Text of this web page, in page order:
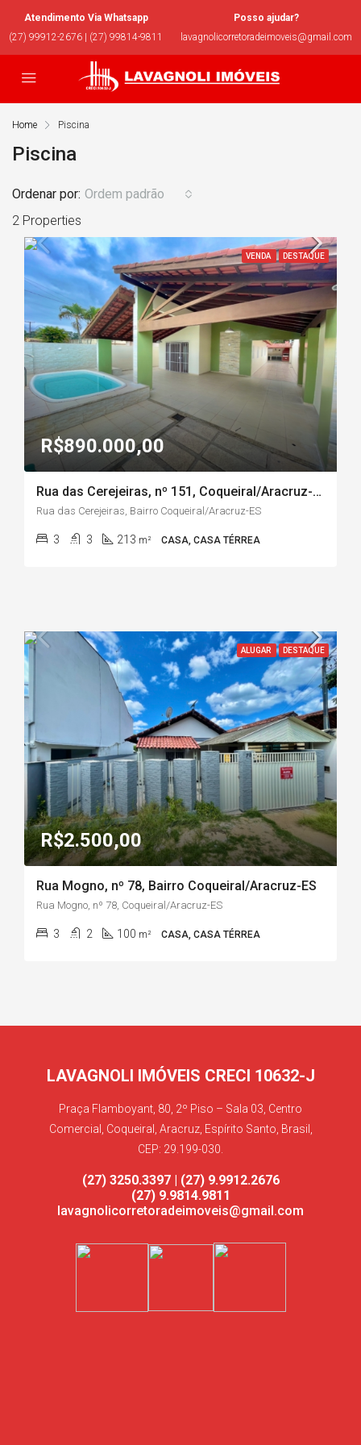
Atendimento Via Whatsapp
(27) 99912-2676 | (27) 99814-9811
Posso ajudar?
lavagnolicorretoradeimoveis@gmail.com
Home Piscina
Piscina
2 Properties
Ordenar por: Ordem padrão
VENDA DESTAQUE
R$890.000,00
Rua das Cerejeiras, nº 151, Coqueiral/Aracruz-ES
Rua das Cerejeiras, Bairro Coqueiral/Aracruz-ES
3 3 213 m² CASA, CASA TÉRREA
ALUGAR DESTAQUE
R$2.500,00
Rua Mogno, nº 78, Bairro Coqueiral/Aracruz-ES
Rua Mogno, nº 78, Coqueiral/Aracruz-ES
3 2 100 m² CASA, CASA TÉRREA
LAVAGNOLI IMÓVEIS CRECI 10632-J
Praça Flamboyant, 80, 2º Piso – Sala 03, Centro
Comercial, Coqueiral, Aracruz, Espírito Santo, Brasil,
CEP: 29.199-030.
(27) 3250.3397 | (27) 9.9912.2676
(27) 9.9814.9811
lavagnolicorretoradeimoveis@gmail.com